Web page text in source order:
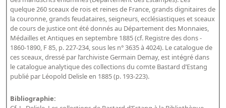
L'histoire de la BnF en objets
Explorer
Organigrammes de la bibliothèque
Rapports d'activité de la Bibliothèque
quelque 260 sceaux de rois et reines de France, grands dignitaires de
la couronne, grands feudataires, seigneurs, ecclésiastiques et sceaux
de cours de justice ont été donnés au Département des Monnaies,
Médailles et Antiques en septembre 1885 (cf. Registre des dons -
1860-1890, F 85, p. 227-234, sous les n° 3635 à 4024). Le catalogue de
ces sceaux, dressé par l’archiviste Germain Demay, est intégré dans
le catalogue analytique des collections du comte Bastard d’Estang
publié par Léopold Delisle en 1885 (p. 193-223).
Bibliographie: